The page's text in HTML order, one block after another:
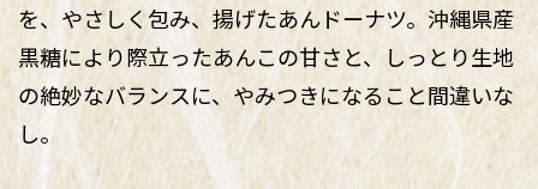
を、やさしく包み、揚げたあんドーナツ。沖縄県産
黒糖により際立ったあんこの甘さと、しっとり生地
の絶妙なバランスに、やみつきになること間違いな
し。